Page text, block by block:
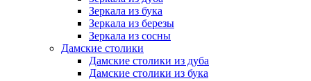
Зеркала из бука
Зеркала из березы
Зеркала из сосны
Дамские столики
Дамские столики из дуба
Дамские столики из бука